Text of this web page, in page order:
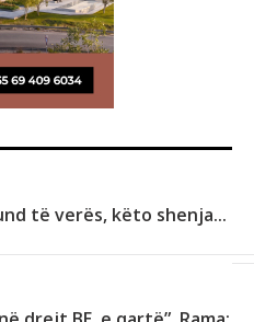
të verës, këto shenja...